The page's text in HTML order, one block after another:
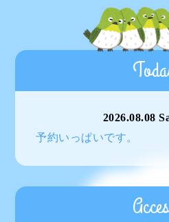
2026.08.08
予約いっぱいです。